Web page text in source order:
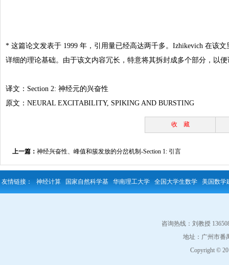
* 这篇论文发表于 1999 年，引用量已经高达两千多。 Izhikevich 在该文
详细的理论基础。由于该文内容冗长， 特意将其拆封成多个部分，以
译文： Section 2: 神经元的兴奋性
原文： NEURAL EXCITABILITY, SPIKING AND BURSTING
收 藏
上一篇： 神经兴奋性、峰值和簇发放的分岔机制-Section 1: 引言
友情链接： 神经计算 国家自然科学基 华南理工大学 全国大学生数学 美国数学
咨询热线：刘教授
地址：广州市番
Copyright ©